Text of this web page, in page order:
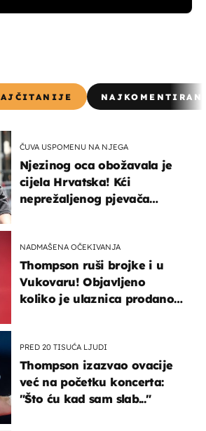
ČUVA USPOMENU NA NJEGA
Njezinog oca obožavala je
cijela Hrvatska! Kći
neprežaljenog pjevača
NADMAŠENA OČEKIVANJA
Thompson ruši brojke i u
Vukovaru! Objavljeno
koliko je ulaznica prodano
PRED 20 TISUĆA LJUDI
Thompson izazvao ovacije
već na početku koncerta:
"Što ću kad sam slab..."